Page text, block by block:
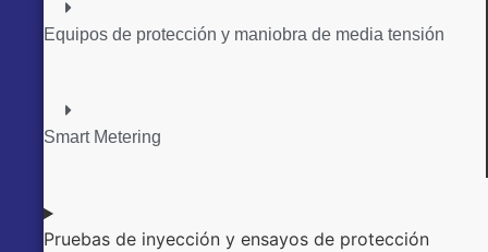
Equipos de protección y maniobra de media tensión
Smart Metering
Pruebas de inyección y ensayos de protección